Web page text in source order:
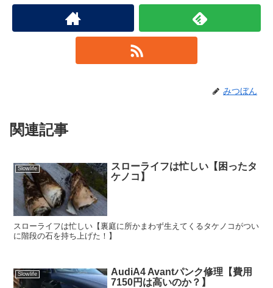
みつぼん
関連記事
Slowlife
スローライフは忙しい【困ったタ
ケノコ】
スローライフは忙しい【裏庭に所かまわず生えてくるタケノコがつい
に階段の石を持ち上げた！】
Slowlife
AudiA4 Avantパンク修理【費用
7150円は高いのか？】